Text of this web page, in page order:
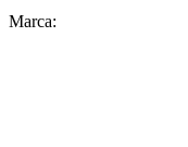
Marca: